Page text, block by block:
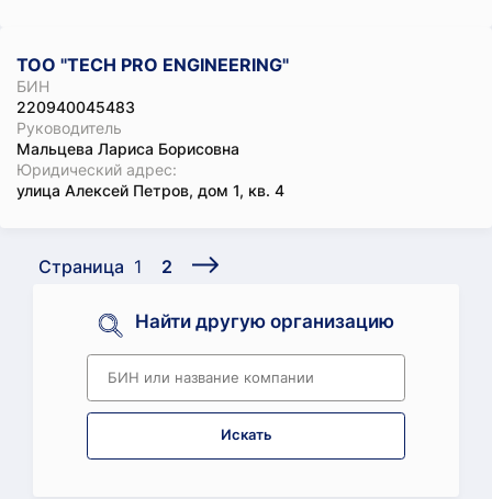
ТОО "TECH PRO ENGINEERING"
БИН
220940045483
Руководитель
Мальцева Лариса Борисовна
Юридический адрес:
улица Алексей Петров, дом 1, кв. 4
Страница 1 2
Найти другую организацию
Искать